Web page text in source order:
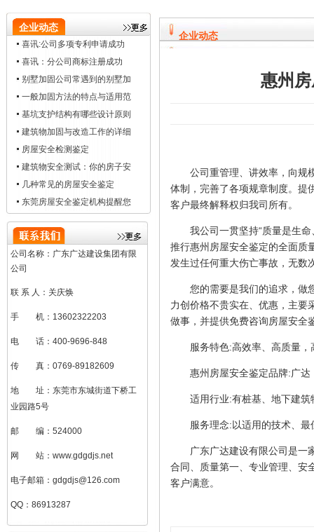
企业动态
喜讯:公司多项专利申请成功
喜讯：分公司商标注册成功
别墅加固公司常遇到的别墅加
一般加固方法的特点与适用范
基坑支护结构有哪些设计原则
建筑物加固与改造工作的详细
房屋安全检测鉴定
建筑物安全测试：你的房子安
几种常见的房屋安全鉴定
东莞房屋安全鉴定机构提醒您
公司名称：广东广达建设集团有限
公司
联 系 人：关庆焕
手 机：13602322203
电 话：400-9696-848
传 真：0769-89182609
地 址：东莞市东城街道下桥工
业园路5号
邮 编：524000
网 站：www.gdgdjs.net
电子邮箱：gdgdjs@126.com
QQ：86913287
企业动态
惠州
公司重管理、讲效率，向规模
体制，完善了各项规章制度。提
客户最终解释权归我司所有。
我公司一贯坚持“质量是生命
推行惠州房屋安全鉴定的全面质
发生过任何重大伤亡事故，无数
您的需要是我们的追求，做您
力创价格不贵实在、优惠，主要
做事，并提供免费咨询房屋安全
服务特色:高效率、高质量，
惠州房屋安全鉴定品牌:广达
适用行业:有桩基、地下建筑
服务理念:以适用的技术、最
广东广达建设有限公司是一家
合同、质量第一、专业管理、安
客户满意。